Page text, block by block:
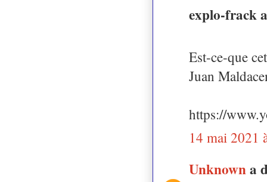
explo-frack
Est-ce-que
Juan
https://
14 mai 2021
Unknowna